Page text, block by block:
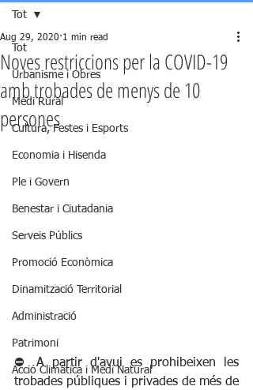
Tot
Urbanisme i Obres
Medi Rural
Cultura, Festes i Esports
Economia i Hisenda
Ple i Govern
Benestar i Ciutadania
Serveis Públics
Promoció Econòmica
Dinamització Territorial
Administració
Patrimoni
Acció Climàtica i Medi Natural
Tot
Noves restriccions per la COVID-19
amb trobades de menys de 10
persones
Aug 29, 2020 1 min read
⛔ A partir d'avui es prohibeixen les
trobades públiques i privades de més de